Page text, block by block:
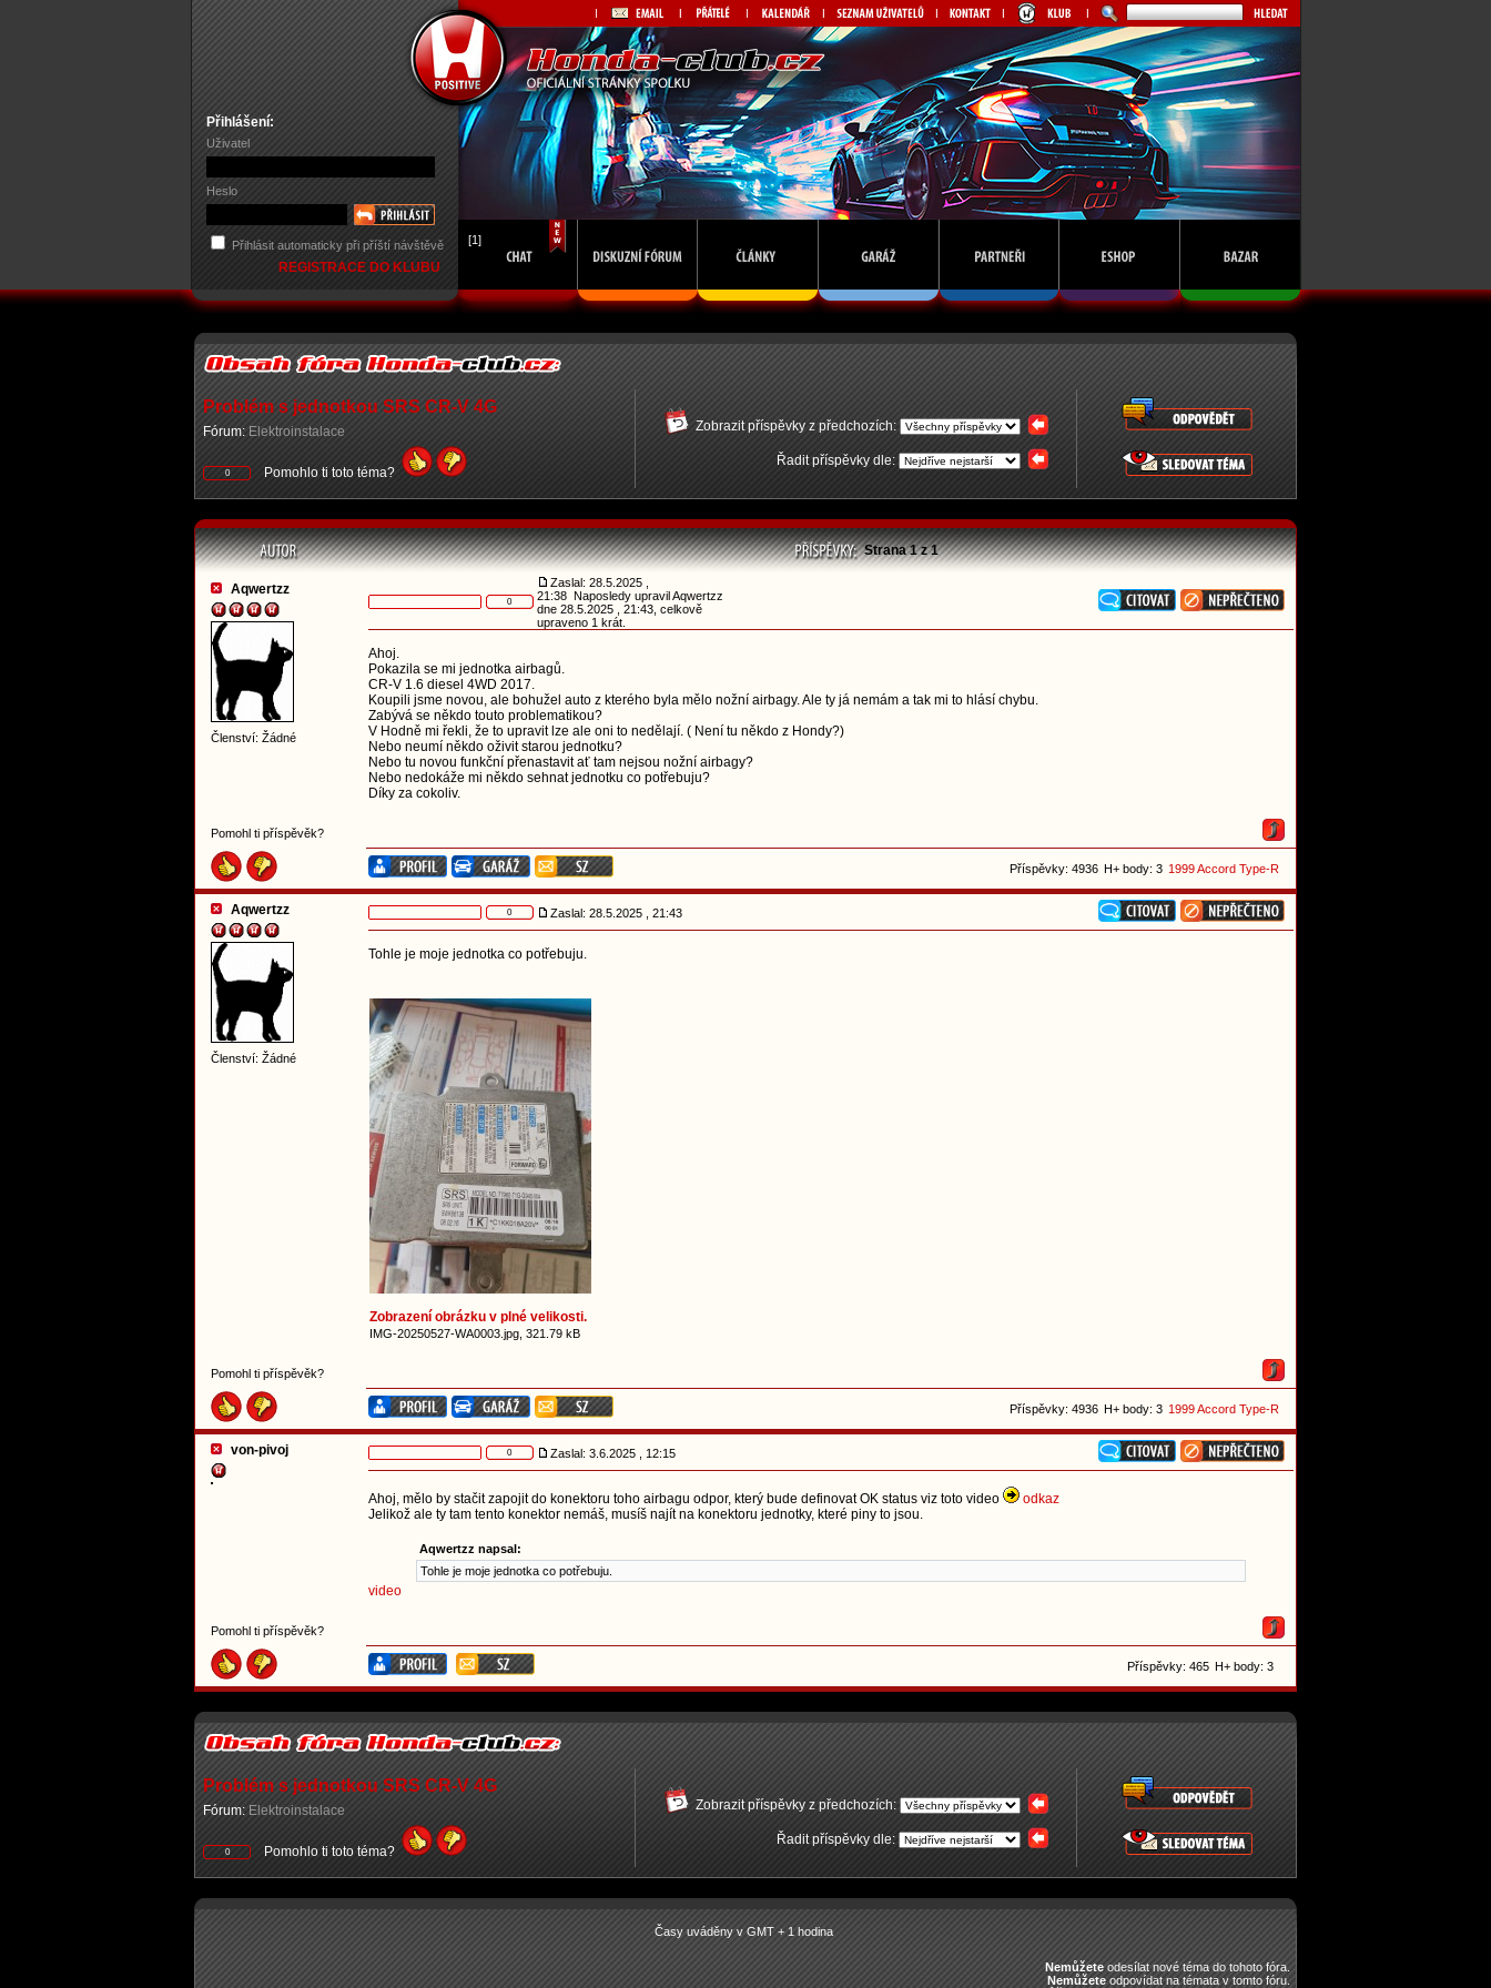
Přihlášení:
Uživatel
Heslo
Přihlásit automaticky při příští návštěvě
REGISTRACE DO KLUBU
[1]
Problém s jednotkou SRS CR-V 4G
Fórum: Elektroinstalace
0 Pomohlo ti toto téma?
Zobrazit příspěvky z předchozích:
Řadit příspěvky dle:
Strana1z1
Aqwertzz
Členství: Žádné
0
Zaslal: 28.5.2025 ,
21:38 Naposledy upravil Aqwertzz
dne 28.5.2025 , 21:43, celkově
upraveno 1 krát.
Ahoj.
Pokazila se mi jednotka airbagů.
CR-V 1.6 diesel 4WD 2017.
Koupili jsme novou, ale bohužel auto z kterého byla mělo nožní airbagy. Ale ty já nemám a tak mi to hlásí chybu.
Zabývá se někdo touto problematikou?
V Hodně mi řekli, že to upravit lze ale oni to nedělají. ( Není tu někdo z Hondy?)
Nebo neumí někdo oživit starou jednotku?
Nebo tu novou funkční přenastavit ať tam nejsou nožní airbagy?
Nebo nedokáže mi někdo sehnat jednotku co potřebuju?
Díky za cokoliv.
Pomohl ti příspěvěk?
Příspěvky: 4936 H+ body: 3 1999 Accord Type-R
Aqwertzz
Členství: Žádné
0 Zaslal: 28.5.2025 , 21:43
Tohle je moje jednotka co potřebuju.
Zobrazení obrázku v plné velikosti.
IMG-20250527-WA0003.jpg, 321.79 kB
Pomohl ti příspěvěk?
Příspěvky: 4936 H+ body: 3 1999 Accord Type-R
von-pivoj 0 Zaslal: 3.6.2025 , 12:15
Ahoj, mělo by stačit zapojit do konektoru toho airbagu odpor, který bude definovat OK status viz toto video
odkaz
Jelikož ale ty tam tento konektor nemáš, musíš najít na konektoru jednotky, které piny to jsou.
Aqwertzz napsal:
Tohle je moje jednotka co potřebuju.
video
Pomohl ti příspěvěk?
Příspěvky: 465 H+ body: 3
Problém s jednotkou SRS CR-V 4G
Fórum: Elektroinstalace
0 Pomohlo ti toto téma?
Zobrazit příspěvky z předchozích:
Řadit příspěvky dle:
Časy uváděny v GMT + 1 hodina
Nemůžeteodesílat nové téma do tohoto fóra.
Nemůžeteodpovídat na témata v tomto fóru.